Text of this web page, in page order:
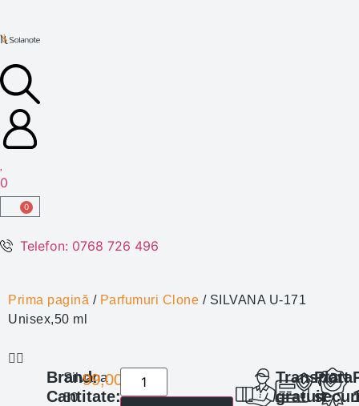
0
0
Telefon: 0768 726 496
Prima pagină / Parfumuri Clone / SILVANA U-171
Unisex,50 ml
Brand:
Cantitate:
Silvana
50
99,00 lei
Transport
gratuit
Plata